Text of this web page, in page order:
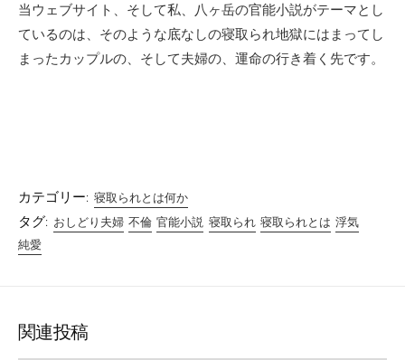
当ウェブサイト、そして私、八ヶ岳の官能小説がテーマとし
ているのは、そのような底なしの寝取られ地獄にはまってし
まったカップルの、そして夫婦の、運命の行き着く先です。
カテゴリー: 寝取られとは何か
タグ: おしどり夫婦 不倫 官能小説 寝取られ 寝取られとは 浮気
純愛
関連投稿